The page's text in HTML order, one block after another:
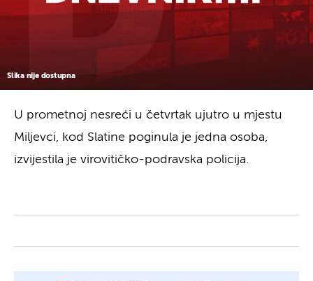
Slika nije dostupna
U prometnoj nesreći u četvrtak ujutro u mjestu
Miljevci, kod Slatine poginula je jedna osoba,
izvijestila je virovitičko-podravska policija.